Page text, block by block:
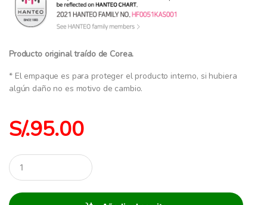
Producto original traído de Corea.
* El empaque es para proteger el producto interno, si hubiera
algún daño no es motivo de cambio.
S/.95.00
C
a
i